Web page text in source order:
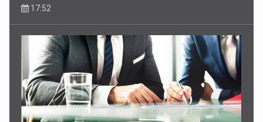
17:52